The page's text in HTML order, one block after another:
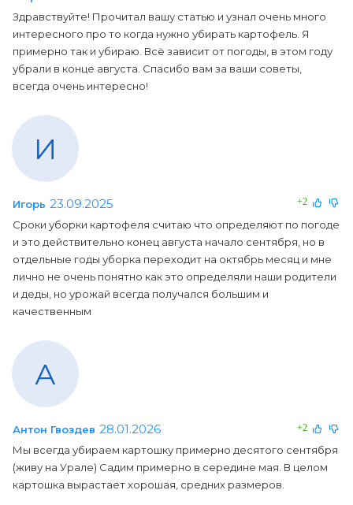
Здравствуйте! Прочитал вашу статью и узнал очень много
интересного про то когда нужно убирать картофель. Я
примерно так и убираю. Всё зависит от погоды, в этом году
убрали в конце августа. Спасибо вам за ваши советы,
всегда очень интересно!
И
+2
Игорь 23.09.2025
Сроки уборки картофеля считаю что определяют по погоде
и это действительно конец августа начало сентября, но в
отдельные годы уборка переходит на октябрь месяц и мне
лично не очень понятно как это определяли наши родители
и деды, но урожай всегда получался большим и
качественным
А
+2
Антон Гвоздев 28.01.2026
Мы всегда убираем картошку примерно десятого сентября
(живу на Урале) Садим примерно в середине мая. В целом
картошка вырастает хорошая, средних размеров.